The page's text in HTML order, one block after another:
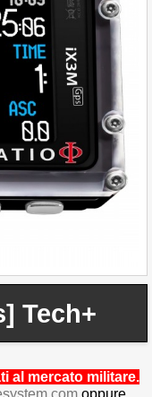
Tech+
al mercato militare.
oppure